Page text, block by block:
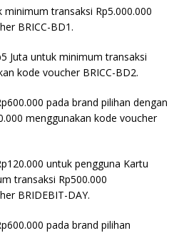
minimum transaksi Rp5.000.000
BRICC-BD1.
Juta untuk minimum transaksi
kode voucher BRICC-BD2.
pada brand pilihan dengan
menggunakan kode voucher
untuk pengguna Kartu
transaksi Rp500.000
BRIDEBIT-DAY.
pada brand pilihan